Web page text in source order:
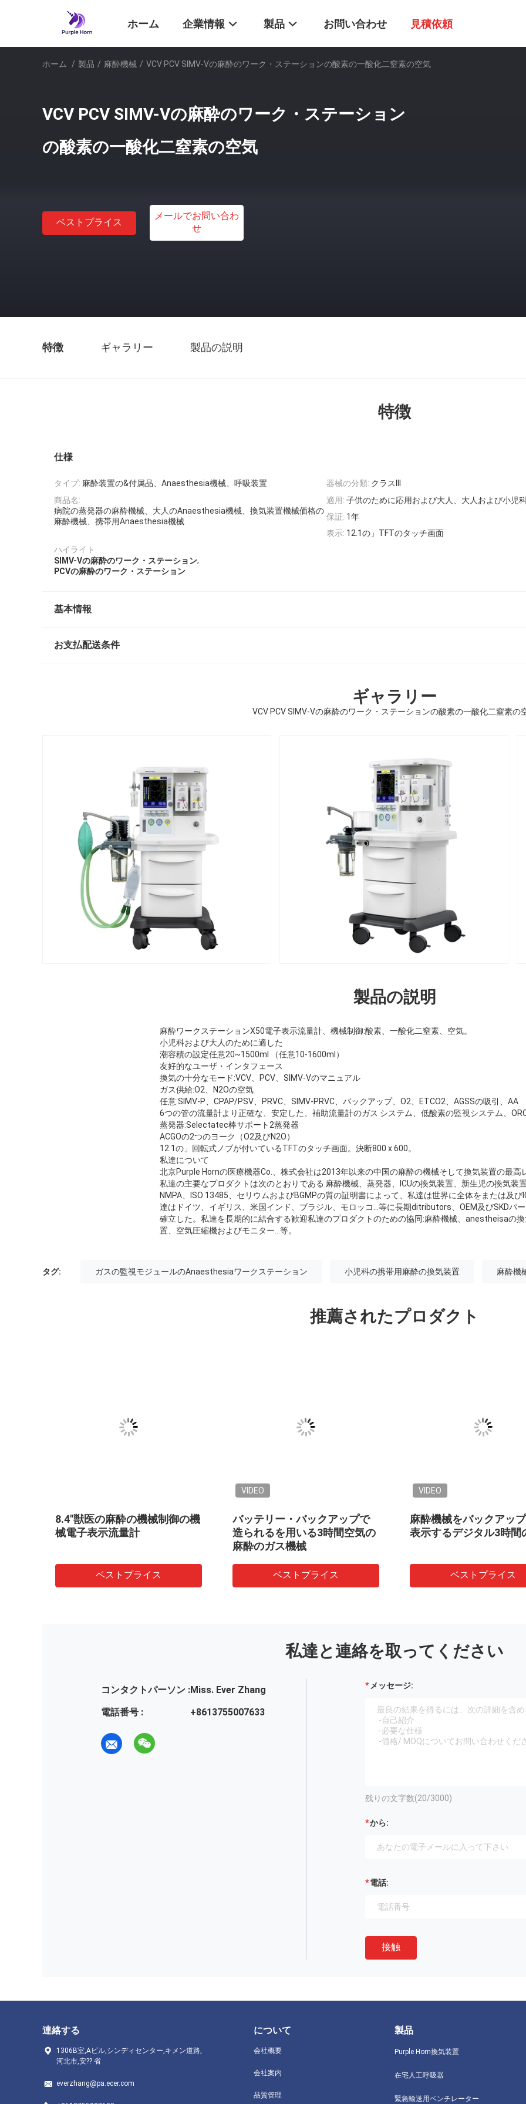
ホーム 企業情報 製品 お問い合わせ 見積依頼
ホーム / 製品 / 麻酔機械 / VCV PCV SIMV-Vの麻酔のワーク・ステーションの酸素の一酸化二窒素の空気
VCV PCV SIMV-Vの麻酔のワーク・ステーション
の酸素の一酸化二窒素の空気
ベストプライス
メールでお問い合わ
せ
特徴 ギャラリー 製品の説明
特徴
仕様
タイプ: 麻酔装置の&付属品、Anaesthesia機械、呼吸装置 器械の分類: クラスIII
商品名:
病院の蒸発器の麻酔機械、大人のAnaesthesia機械、換気装置機械価格の
麻酔機械、携帯用Anaesthesia機械
適用: 子供のために応用および大人、大人および小児
保証: 1年
表示: 12.1の」TFTのタッチ画面
ハイライト:
SIMV-Vの麻酔のワーク・ステーション,
PCVの麻酔のワーク・ステーション
基本情報
お支払配送条件
ギャラリー
VCV PCV SIMV-Vの麻酔のワーク・ステーションの酸素の一酸化二窒素の
製品の説明
麻酔ワークステーションX50電子表示流量計、機械制御:酸素、一酸化二窒素、空気。
小児科および大人のために適した
潮容積の設定任意20~1500ml （任意10-1600ml）
友好的なユーザ・インタフェース
換気の十分なモード:VCV、PCV、SIMV-Vのマニュアル
ガス供給:O2、N2Oの空気
任意:SIMV-P、CPAP/PSV、PRVC、SIMV-PRVC、バックアップ、O2、ETCO2、AGSSの吸引、AA
6つの管の流量計より正確な、安定した、補助流量計のガス システム、低酸素の監視システム、
蒸発器:Selectatec棒サポート2蒸発器
ACGOの2つのヨーク（O2及びN2O）
12.1の」回転式ノブが付いているTFTのタッチ画面。決断800 x 600。
私達について
北京Purple Hornの医療機器Co.、株式会社は2013年以来の中国の麻酔の機械そして換気装置の最高
私達の主要なプロダクトは次のとおりである:麻酔機械、蒸発器、ICUの換気装置、新生児の換気装
NMPA、ISO 13485、セリウムおよびBGMPの質の証明書によって、私達は世界に全体をまたは及
達はドイツ、イギリス、米国インド、ブラジル、モロッコ…等に長期ditributors、OEM及びSKDパ
確立した。私達を長期的に結合する歓迎私達のプロダクトのための協同:麻酔機械、anestheisaの
置、空気圧縮機およびモニター…等。
タグ: ガスの監視モジュールのAnaesthesiaワークステーション 小児科の携帯用麻酔の換気装置 麻酔機
推薦されたプロダクト
8.4"獣医の麻酔の機械制御の機
械電子表示流量計
ベストプライス
VIDEO
バッテリー・バックアップで
造られるを用いる3時間空気の
麻酔のガス機械
ベストプライス
VIDEO
麻酔機械をバックアッ
表示するデジタル3時間
ベストプライス
私達と連絡を取ってください
コンタクトパーソン :Miss. Ever Zhang
電話番号 :
+8613755007633
メッセージ:
残りの文字数(20/3000)
から:
電話:
接触
連絡する
1306B室,Aビル,シンディセンター,キメン道路,
河北市,安?? 省
everzhang@pa.ecer.com
について
会社概要
会社案内
品質管理
製品
Purple Horn換気装置
在宅人工呼吸器
緊急輸送用ベンチレーター